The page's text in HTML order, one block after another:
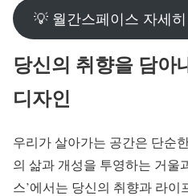
💡 월간스페이스 자세
당신의 취향을 담아
디자인
우리가 살아가는 공간은 단순
의 삶과 개성을 투영하는 거울
스’에서는 당신의 취향과 라